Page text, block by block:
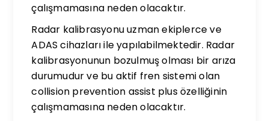
çalışmamasına neden olacaktır.
Radar kalibrasyonu uzman ekiplerce ve
ADAS cihazları ile yapılabilmektedir. Radar
kalibrasyonunun bozulmuş olması bir arıza
durumudur ve bu aktif fren sistemi olan
collision prevention assist plus özelliğinin
çalışmamasına neden olacaktır.